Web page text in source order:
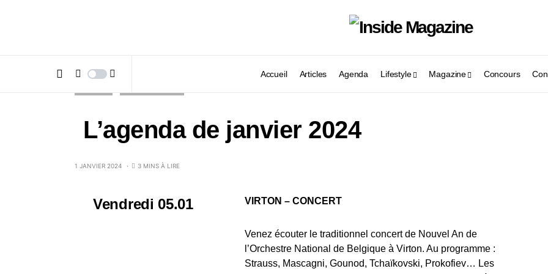
Accueil Articles Agenda Lifestyle Magazine Concours
L’agenda de janvier 2024
1 JANVIER 2024 3 MINS À LIRE
Vendredi 05.01 VIRTON – CONCERT
Venez écouter le traditionnel concert de Nouvel An de
l’Orchestre National de Belgique à Virton. Au programme :
Strauss, Mascagni, Gounod, Tchaïkovski, Prokofiev… Les